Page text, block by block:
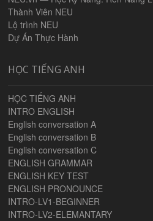
Thành Viên NEU
Lộ trình NEU
Dự Án Thực Hành
HỌC TIẾNG ANH
HỌC TIẾNG ANH
INTRO ENGLISH
English conversation A
English conversation B
English conversation C
ENGLISH GRAMMAR
ENGLISH KEY TEST
ENGLISH PRONOUNCE
INTRO-LV1-BEGINNER
INTRO-LV2-ELEMANTARY